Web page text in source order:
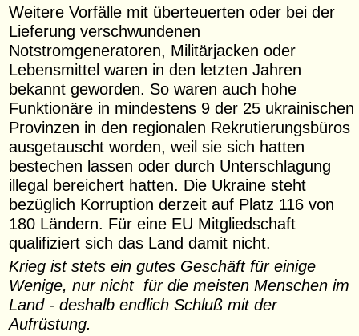
Weitere Vorfälle mit überteuerten oder bei der
Lieferung verschwundenen
Notstromgeneratoren, Militärjacken oder
Lebensmittel waren in den letzten Jahren
bekannt geworden. So waren auch hohe
Funktionäre in mindestens 9 der 25 ukrainischen
Provinzen in den regionalen Rekrutierungsbüros
ausgetauscht worden, weil sie sich hatten
bestechen lassen oder durch Unterschlagung
illegal bereichert hatten. Die Ukraine steht
bezüglich Korruption derzeit auf Platz 116 von
180 Ländern. Für eine EU Mitgliedschaft
qualifiziert sich das Land damit nicht.
Krieg ist stets ein gutes Geschäft für einige
Wenige, nur nicht für die meisten Menschen im
Land - deshalb endlich Schluß mit der
Aufrüstung.